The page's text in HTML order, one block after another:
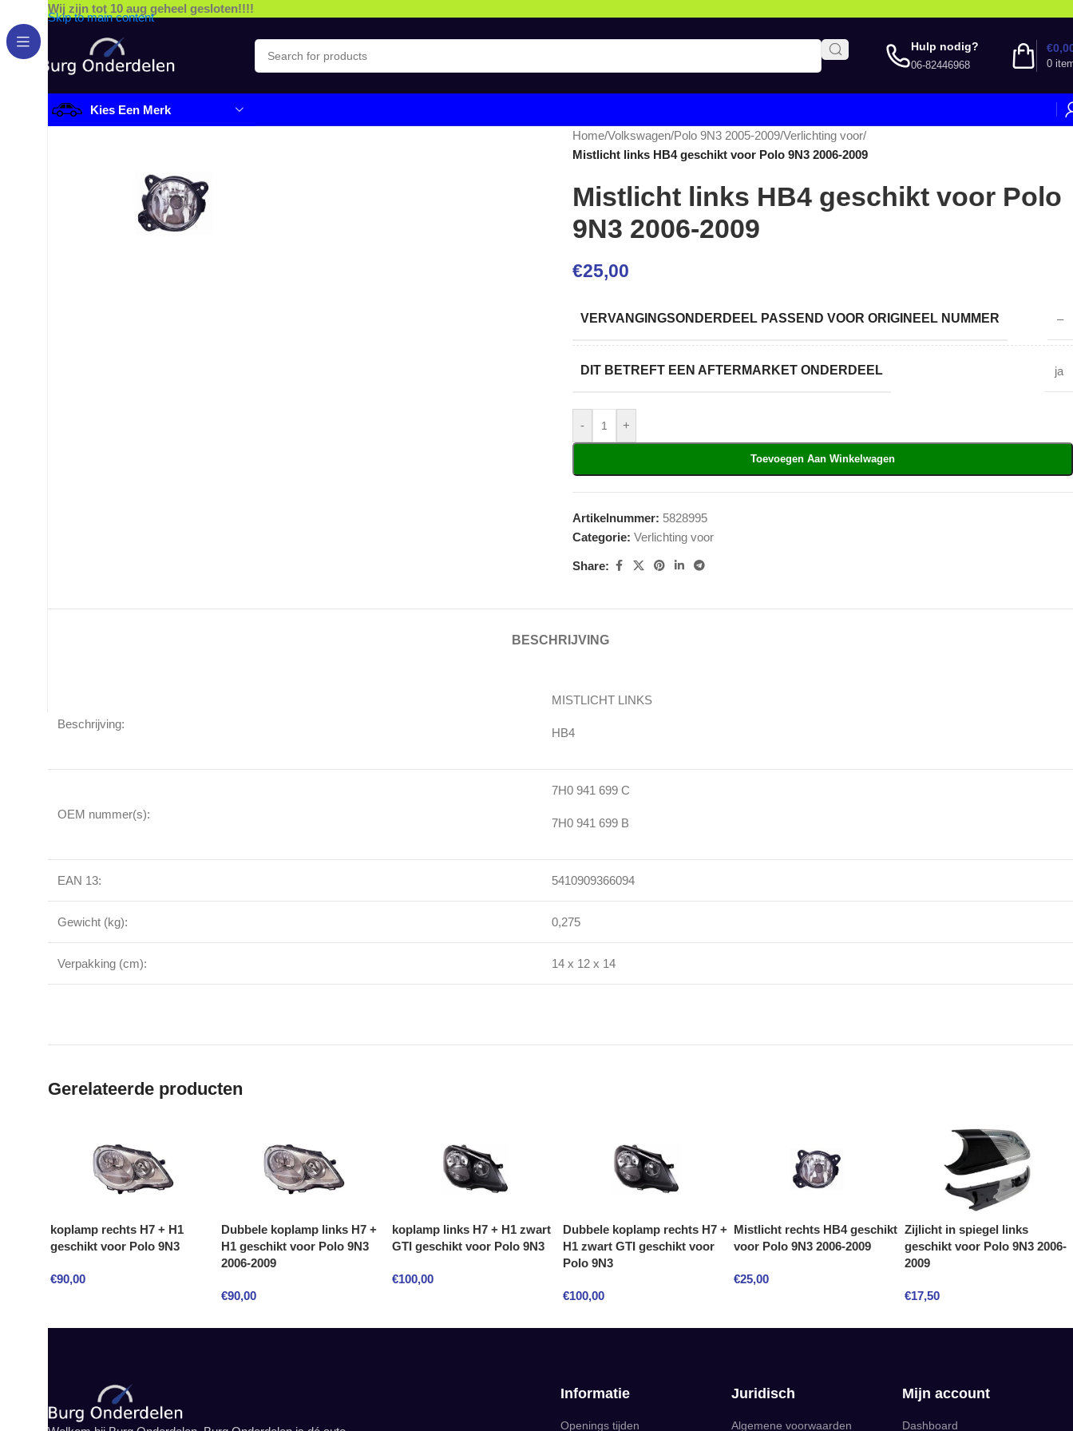
Skip to main content
Wij zijn tot 10 aug geheel gesloten!!!!
Hulp nodig?
06-82446968 0
€
Kies Een Merk
Home/Volkswagen/Polo 9N3 2005-2009/Verlichting voor/
Mistlicht links HB4 geschikt voor Polo 9N3 2006-2009
Mistlicht links HB4 geschikt voor Polo
9N3 2006-2009
€25,00
VERVANGINGSONDERDEEL PASSEND VOOR ORIGINEEL NUMMER –
DIT BETREFT EEN AFTERMARKET ONDERDEEL ja
- +
Toevoegen Aan Winkelwagen
Artikelnummer: 5828995
Categorie: Verlichting voor
Share:
BESCHRIJVING
Beschrijving:
MISTLICHT LINKS
HB4
OEM nummer(s):
7H0 941 699 C
7H0 941 699 B
EAN 13: 5410909366094
Gewicht (kg): 0,275
Verpakking (cm): 14 x 12 x 14
Gerelateerde producten
koplamp rechts H7 + H1
geschikt voor Polo 9N3
€90,00
Dubbele koplamp links H7 +
H1 geschikt voor Polo 9N3
2006-2009
€90,00
koplamp links H7 + H1 zwart
GTI geschikt voor Polo 9N3
€100,00
Dubbele koplamp rechts H7 +
H1 zwart GTI geschikt voor
Polo 9N3
€100,00
Mistlicht rechts HB4 geschikt
voor Polo 9N3 2006-2009
€25,00
Zijlicht in spiegel links
geschikt voor Polo 9N3 2006-
2009
€17,50
Informatie
Openings tijden
Juridisch
Algemene voorwaarden
Mijn account
Dashboard